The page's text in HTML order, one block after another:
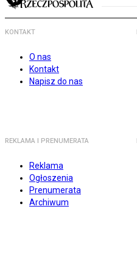
KONTAKT
O nas
Kontakt
Napisz do nas
REKLAMA I PRENUMERATA
Reklama
Ogłoszenia
Prenumerata
Archiwum